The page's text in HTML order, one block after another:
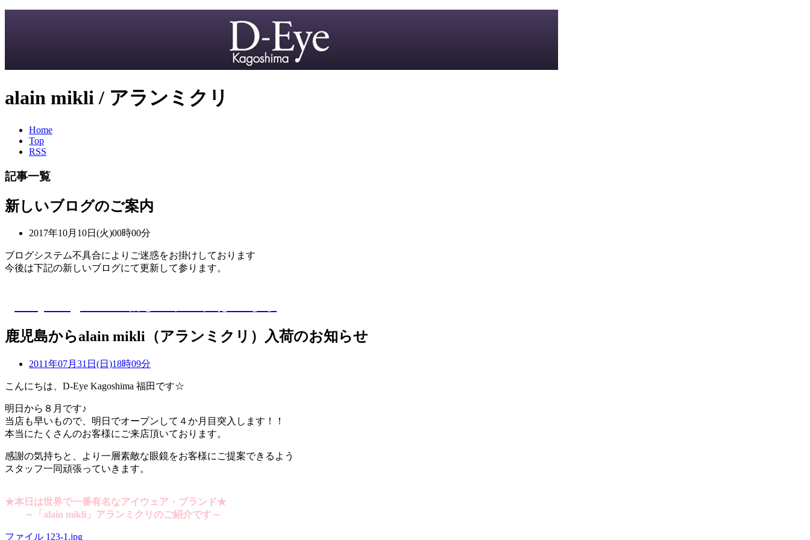
alain mikli / アランミクリ
Home
Top
RSS
記事一覧
新しいブログのご案内
2017年10月10日(火)00時00分
ブログシステム不具合によりご迷惑をお掛けしております
今後は下記の新しいブログにて更新して参ります。
鹿児島からalain mikli（アランミクリ）入荷のお知らせ
2011年07月31日(日)18時09分
こんにちは、D-Eye Kagoshima 福田です☆
明日から８月です♪
当店も早いもので、明日でオープンして４か月目突入します！！
本当にたくさんのお客様にご来店頂いております。
感謝の気持ちと、より一層素敵な眼鏡をお客様にご提案できるよう
スタッフ一同頑張っていきます。
★本日は世界で一番有名なアイウェア・ブランド★
～「alain mikli」アランミクリのご紹介です～
ファイル 123-1.jpg